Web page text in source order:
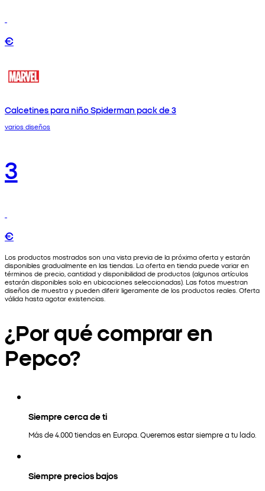
€
Calcetines para niño Spiderman pack de 3
varios diseños
3
€
Los productos mostrados son una vista previa de la próxima oferta y estarán
disponibles gradualmente en las tiendas. La oferta en tienda puede variar en
términos de precio, cantidad y disponibilidad de productos (algunos artículos
estarán disponibles solo en ubicaciones seleccionadas). Las fotos muestran
diseños de muestra y pueden diferir ligeramente de los productos reales. Oferta
válida hasta agotar existencias.
¿Por qué comprar en
Pepco?
Siempre cerca de ti
Más de 4.000 tiendas en Europa. Queremos estar siempre a tu lado.
Siempre precios bajos